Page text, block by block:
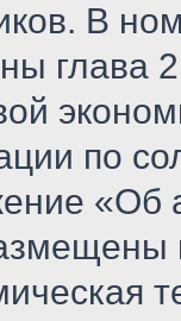
В
глава
по
«Об